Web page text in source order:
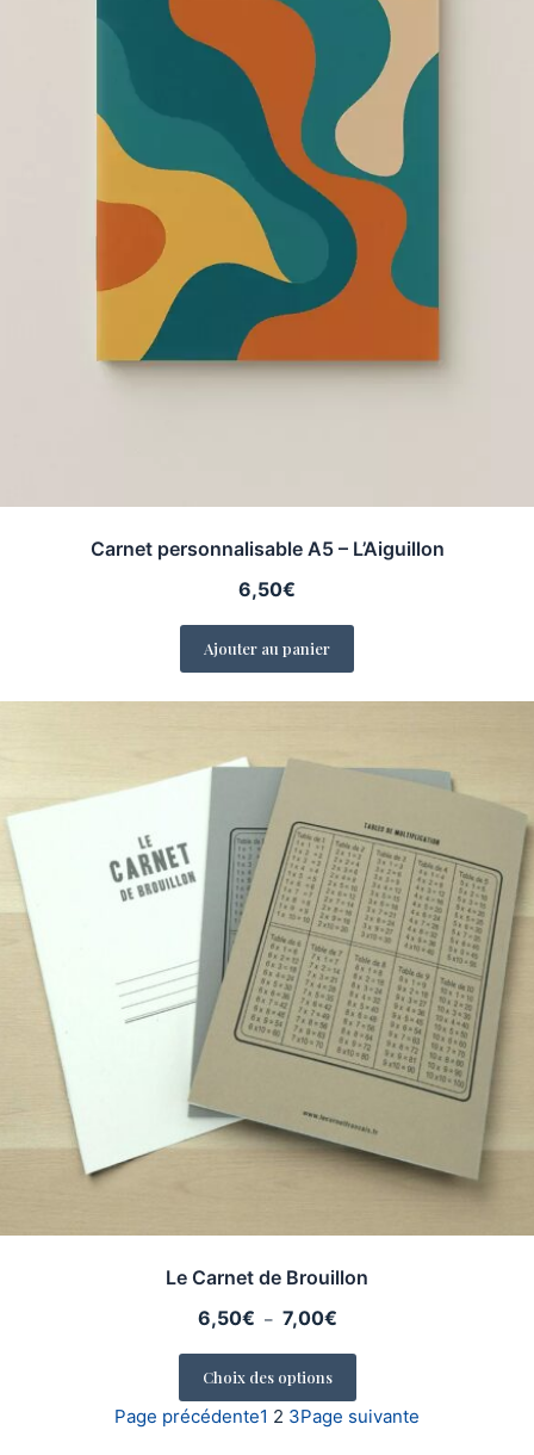
Carnet personnalisable A5 – L’Aiguillon
6,50€
Ajouter au panier
Le Carnet de Brouillon
6,50€ – 7,00€Plage
à
Choix des options
Page précédente1 2 3Page suivante